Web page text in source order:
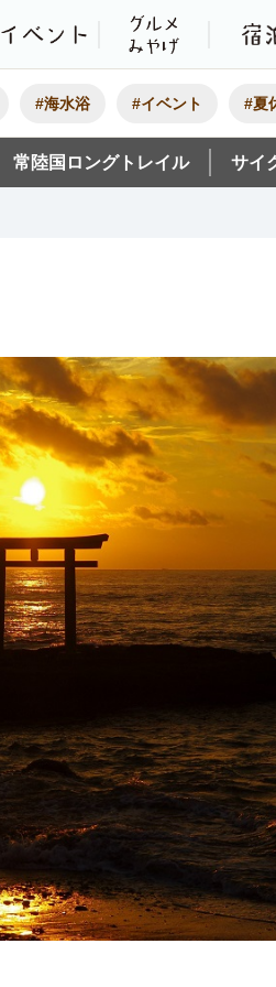
観光いばらき公式ホームページ
モデルコーススポット 体験
#海水浴 #イベント #夏
常陸国ロングトレイル サイ